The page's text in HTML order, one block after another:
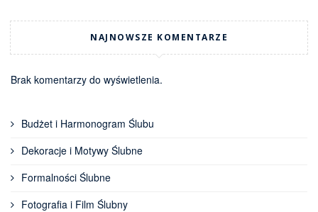
NAJNOWSZE KOMENTARZE
Brak komentarzy do wyświetlenia.
Budżet i Harmonogram Ślubu
Dekoracje i Motywy Ślubne
Formalności Ślubne
Fotografia i Film Ślubny